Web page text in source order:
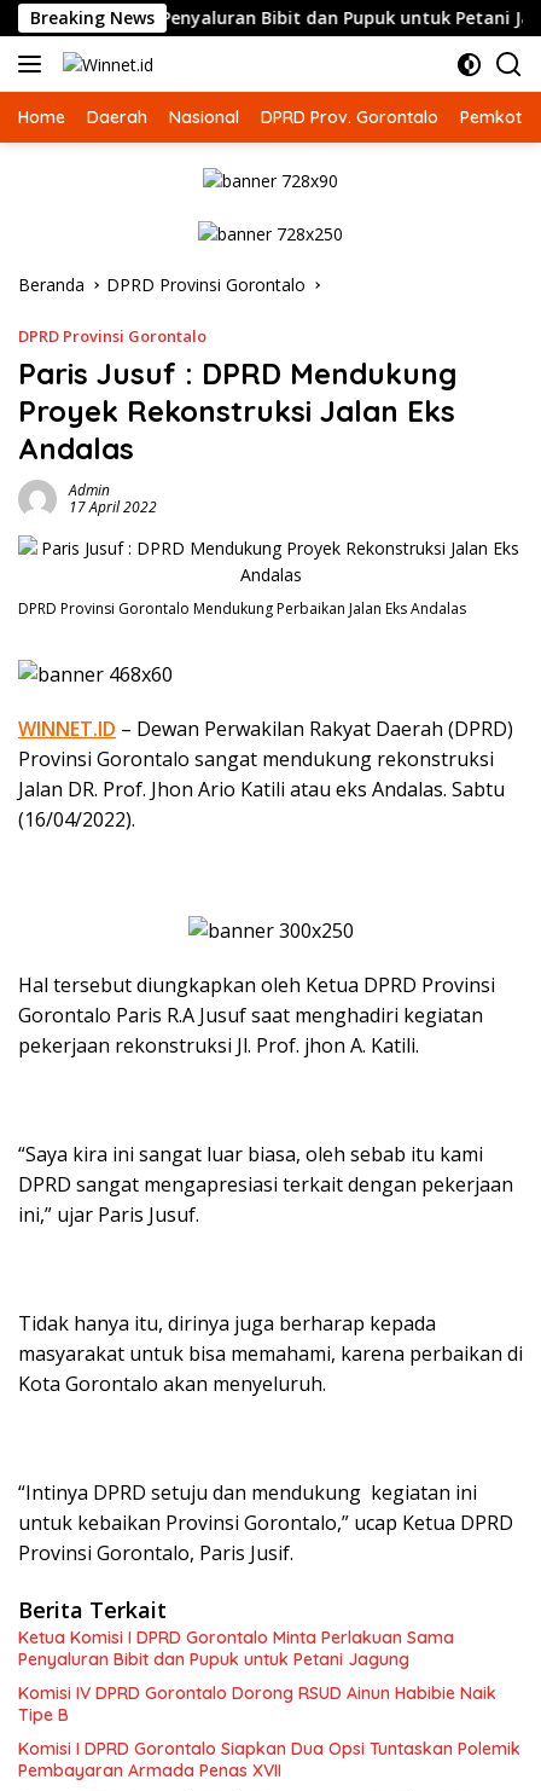
Langsung
ke
konten
Breaking News
Sama Penyaluran Bibit dan Pupuk untuk Petani Jagung
Home Daerah Nasional DPRD Prov. Gorontalo Pemkot
Beranda DPRD Provinsi Gorontalo
DPRD Provinsi Gorontalo
Paris Jusuf : DPRD Mendukung
Proyek Rekonstruksi Jalan Eks
Andalas
Admin
17 April 2022
DPRD Provinsi Gorontalo Mendukung Perbaikan Jalan Eks Andalas
WINNET.ID – Dewan Perwakilan Rakyat Daerah (DPRD)
Provinsi Gorontalo sangat mendukung rekonstruksi
Jalan DR. Prof. Jhon Ario Katili atau eks Andalas. Sabtu
(16/04/2022).
Hal tersebut diungkapkan oleh Ketua DPRD Provinsi
Gorontalo Paris R.A Jusuf saat menghadiri kegiatan
pekerjaan rekonstruksi Jl. Prof. jhon A. Katili.
“Saya kira ini sangat luar biasa, oleh sebab itu kami
DPRD sangat mengapresiasi terkait dengan pekerjaan
ini,” ujar Paris Jusuf.
Tidak hanya itu, dirinya juga berharap kepada
masyarakat untuk bisa memahami, karena perbaikan di
Kota Gorontalo akan menyeluruh.
“Intinya DPRD setuju dan mendukung kegiatan ini
untuk kebaikan Provinsi Gorontalo,” ucap Ketua DPRD
Provinsi Gorontalo, Paris Jusif.
Berita Terkait
Ketua Komisi I DPRD Gorontalo Minta Perlakuan Sama
Penyaluran Bibit dan Pupuk untuk Petani Jagung
Komisi IV DPRD Gorontalo Dorong RSUD Ainun Habibie Naik
Tipe B
Komisi I DPRD Gorontalo Siapkan Dua Opsi Tuntaskan Polemik
Pembayaran Armada Penas XVII